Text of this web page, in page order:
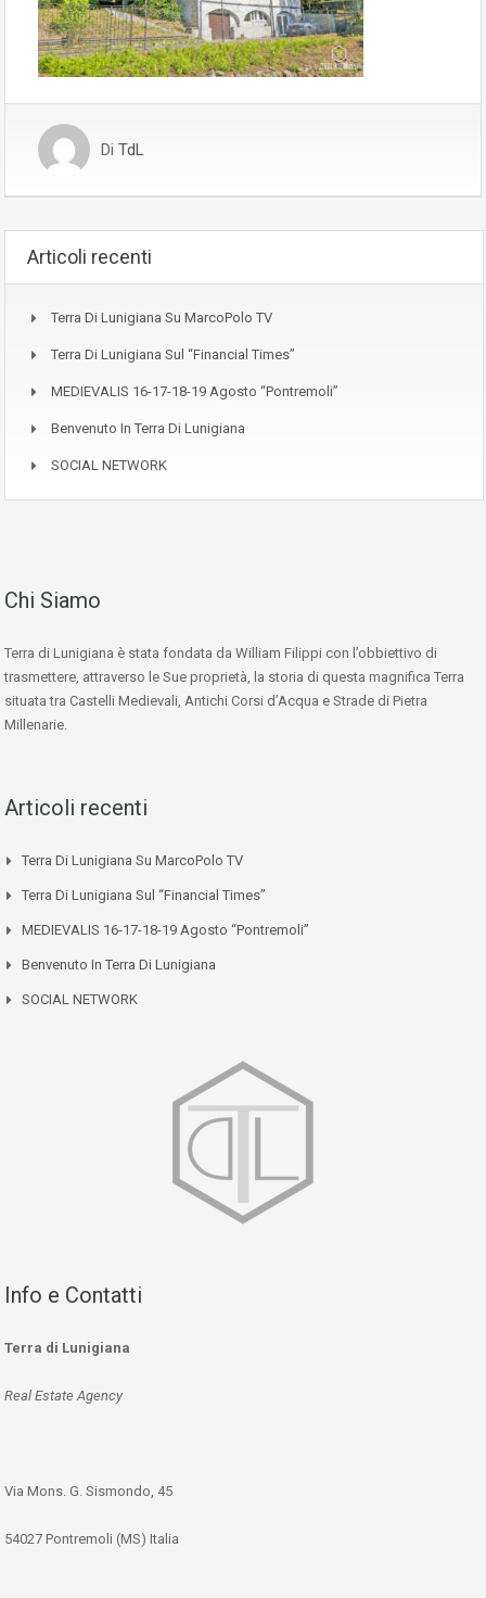
Di TdL
Articoli recenti
Terra Di Lunigiana Su MarcoPolo TV
Terra Di Lunigiana Sul “Financial Times”
MEDIEVALIS 16-17-18-19 Agosto “Pontremoli”
Benvenuto In Terra Di Lunigiana
SOCIAL NETWORK
Chi Siamo
Terra di Lunigiana è stata fondata da William Filippi con l’obbiettivo di
trasmettere, attraverso le Sue proprietà, la storia di questa magnifica Terra
situata tra Castelli Medievali, Antichi Corsi d’Acqua e Strade di Pietra
Millenarie.
Articoli recenti
Terra Di Lunigiana Su MarcoPolo TV
Terra Di Lunigiana Sul “Financial Times”
MEDIEVALIS 16-17-18-19 Agosto “Pontremoli”
Benvenuto In Terra Di Lunigiana
SOCIAL NETWORK
Info e Contatti
Terra di Lunigiana
Real Estate Agency
Via Mons. G. Sismondo, 45
54027 Pontremoli (MS) Italia